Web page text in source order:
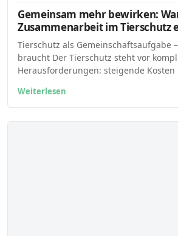
Gemeinsam mehr bewirken:
Zusammenarbeit im Tierschutz
Tierschutz als Gemeinschaftsaufgabe
braucht Der Tierschutz steht vor
Herausforderungen: steigende Kosten
Weiterlesen